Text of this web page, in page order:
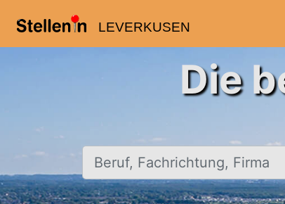
LEVERKUSEN
Die
Beruf, Fachrichtung, Firma